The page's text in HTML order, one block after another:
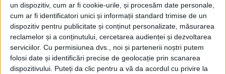
un dispozitiv, cum ar fi cookie-urile, și procesăm date personale,
cum ar fi identificatori unici și informații standard trimise de un
dispozitiv pentru publicitate și conținut personalizate, măsurarea
reclamelor și a conținutului, cercetarea audienței și dezvoltarea
serviciilor. Cu permisiunea dvs., noi și partenerii noștri putem
folosi date și identificări precise de geolocație prin scanarea
dispozitivului. Puteți da clic pentru a vă da acordul cu privire la
Martie 2021
Pagini:1 2 3
Din ultima ediție ...